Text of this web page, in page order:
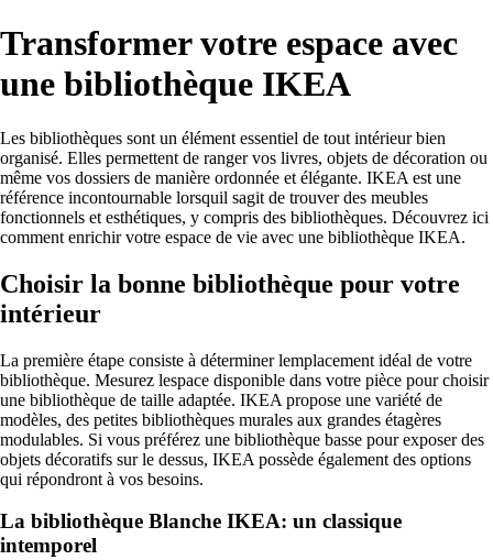
Transformer votre espace avec
une bibliothèque IKEA
Les bibliothèques sont un élément essentiel de tout intérieur bien
organisé. Elles permettent de ranger vos livres, objets de décoration ou
même vos dossiers de manière ordonnée et élégante. IKEA est une
référence incontournable lorsquil sagit de trouver des meubles
fonctionnels et esthétiques, y compris des bibliothèques. Découvrez ici
comment enrichir votre espace de vie avec une bibliothèque IKEA.
Choisir la bonne bibliothèque pour votre
intérieur
La première étape consiste à déterminer lemplacement idéal de votre
bibliothèque. Mesurez lespace disponible dans votre pièce pour choisir
une bibliothèque de taille adaptée. IKEA propose une variété de
modèles, des petites bibliothèques murales aux grandes étagères
modulables. Si vous préférez une bibliothèque basse pour exposer des
objets décoratifs sur le dessus, IKEA possède également des options
qui répondront à vos besoins.
La bibliothèque Blanche IKEA: un classique
intemporel